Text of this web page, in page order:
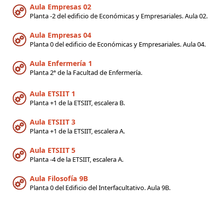
Aula Empresas 02
Planta -2 del edificio de Económicas y Empresariales. Aula 02.
Aula Empresas 04
Planta 0 del edificio de Económicas y Empresariales. Aula 04.
Aula Enfermería 1
Planta 2ª de la Facultad de Enfermería.
Aula ETSIIT 1
Planta +1 de la ETSIIT, escalera B.
Aula ETSIIT 3
Planta +1 de la ETSIIT, escalera A.
Aula ETSIIT 5
Planta -4 de la ETSIIT, escalera A.
Aula Filosofía 9B
Planta 0 del Edificio del Interfacultativo. Aula 9B.